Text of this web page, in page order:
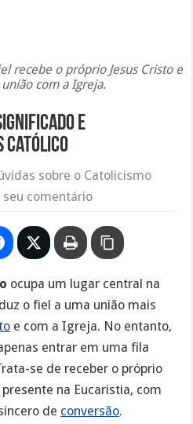
recebe o próprio Jesus Cristo e
com a Igreja.
e
católico
sobre o Catolicismo
seu comentário
ocupa um lugar central na
o fiel a uma união mais
e com a Igreja. No entanto,
entrar em uma fila
se de receber o próprio
na Eucaristia, com
de conversão.